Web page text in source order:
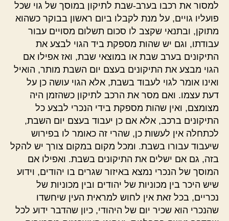
למסור את רכבו בערב-שבת לתיקון במוסך של גוי שכל
פועליו גויים, על מנת לקבלו ביום ראשון בבוקר כשהוא
מתוקן, ובתנאי שקצב לו סכום תשלום מסויים עבור
עבודתו, וגם יש שהות מספקת ביד הגוי לבצע את
התיקונים בערב שבת או במוצאי שבת, ואז אפילו אם
הגוי מבצע את התיקונים בעצם יום השבת מותר, הואיל
ואינו אומר לגוי לעבוד בשבת, אלא הגוי עושה כן על
דעת עצמו. ואם מסר את הרכב לתיקון כשהזמן היה
מצומצם, ואין שהות מספקת בידי הנכרי לבצע כל
התיקונים ברכב, אלא אם כן יעבוד בעצם יום השבת,
לכתחלה אין לעשות כן, שהרי זה כאומר לו בפירוש
שיעבוד עבורו בשבת. ומכל מקום במקום צורך יש להקל
בזה, גם אם ישלים את התיקונים בשבת. ואפילו אם
המוסך של הנכרי נמצא באיזור שגרים בו יהודים, וידוע
שיש היכר בין מכוניות של יהודים ובין מכוניות של
נכריים, בכל זאת אין לחוש למראית העין שיחשדו
שהנכרי הוא שכיר יום של היהודי, כיון שהדבר ידוע לכל